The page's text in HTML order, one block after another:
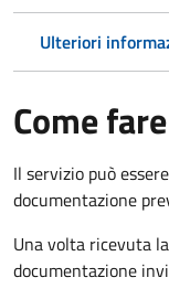
Ulteriori
Come fare
Il servizio può
documentazione
Una volta ricevuta
documentazione